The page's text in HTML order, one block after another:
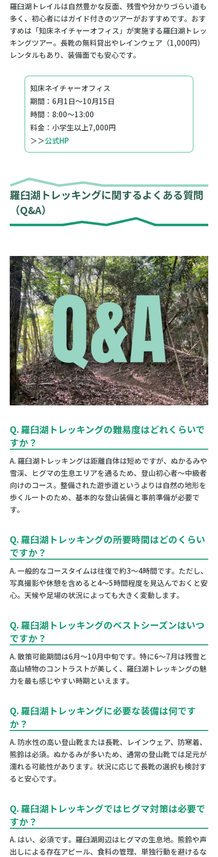
羅臼湖トレイルは自然豊かな反面、残雪や分かりづらい道も
多く、初心者にはガイド付きのツアーがおすすめです。おす
すめは「知床ネイチャーオフィス」が実施する羅臼湖トレッ
キングツアー。長靴の無料貸出やレインウェア（1,000円）
レンタルもあり、装備面でも安心です。
知床ネイチャーオフィス
期間：6月1日～10月15日
時間：8:00～13:00
料金：小学生以上7,000円
＞＞公式HP
羅臼湖トレッキングに関するよくある質問
（Q&A）
Q. 羅臼湖トレッキングの難易度はどれくらいで
すか？
A. 羅臼湖トレッキングは距離自体は短めですが、ぬかるみや
雪渓、ヒグマの生息エリアを通るため、登山初心者〜中級者
向けのコース。整備された遊歩道というよりは自然の地形を
歩くルートのため、基本的な登山装備と事前準備が必要で
す。
Q. 羅臼湖トレッキングの所要時間はどのくらい
ですか？
A. 一般的なコースタイムは往復で約3〜4時間です。ただし、
写真撮影や休憩を含めると4〜5時間程度を見込んでおくと安
心。天候や足場の状況によっても大きく変動します。
Q. 羅臼湖トレッキングのベストシーズンはいつ
ですか？
A. 散策可能期間は6月〜10月中旬です。特に6〜7月は残雪と
高山植物のコントラストが美しく、羅臼湖トレッキングの魅
力を最も感じやすい時期といえます。
Q. 羅臼湖トレッキングに必要な装備は何です
か？
A. 防水性の高い登山靴または長靴、レインウェア、防寒着、
熊鈴は必須。ぬかるみが多いため、通常の登山靴では足元が
濡れる可能性があります。状況に応じて長靴の選択も検討す
ると安心です。
Q. 羅臼湖トレッキングではヒグマ対策は必要で
すか？
A. はい、必須です。羅臼湖周辺はヒグマの生息地。熊鈴や声
出しによる存在アピール、食料の管理、単独行動を避けるな